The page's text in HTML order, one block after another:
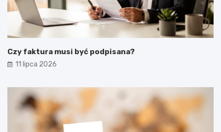
Czy faktura musi być podpisana?
11 lipca 2026